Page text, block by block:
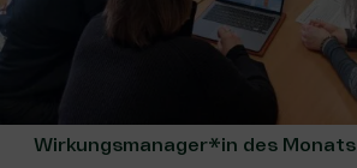
Wirkungsmanager*in des Monats